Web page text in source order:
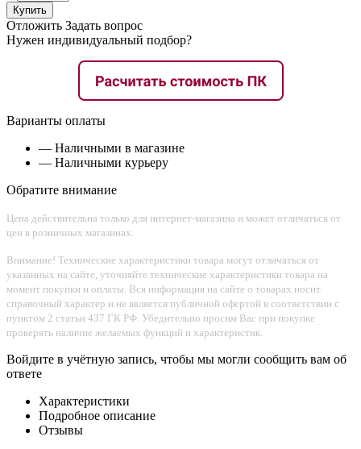
Купить
Отложить Задать вопрос
Нужен индивидуальный подбор?
Варианты оплаты
— Наличными в магазине
— Наличными курьеру
Обратите внимание
Цена действительна только для интернет-магазина и может отличаться от
цен в розничных магазинах.
Внимание! Технические характеристики товара могут отличаться от
указанных на сайте, уточняйте технические характеристики товара на
момент покупки и оплаты. Вся информация на сайте о товарах носит
справочный характер и не является публичной офертой в соответствии с
пунктом 2 статьи 437 ГК РФ. Убедительно просим Вас при покупке
проверять наличие желаемых функций и характеристик.
Войдите в учётную запись, чтобы мы могли сообщить вам об
ответе
Характеристики
Подробное описание
Отзывы